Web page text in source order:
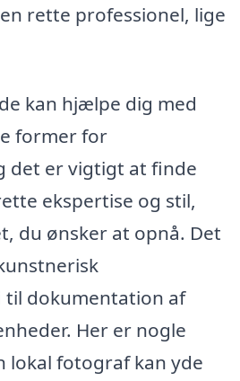
rette professionel, lige
kan hjælpe dig med
former for
det er vigtigt at finde
ekspertise og stil,
du ønsker at opnå. Det
dokumentation af
Her er nogle
lokal fotograf kan yde